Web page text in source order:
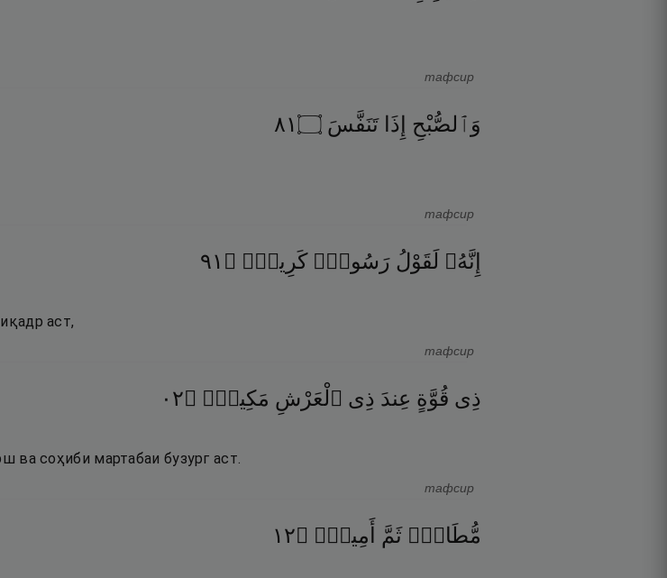
тафсир
وَٱلصُّبْحِ إِذَا تَنَفَّسَ ۝١٨
тафсир
إِنَّهُۥ لَقَوْلُ رَسُولٍۢ كَرِيمٍۢ ۝ ١٩
аст,
тафсир
ذِى قُوَّةٍ عِندَ ذِى ٱلْعَرْشِ مَكِينٍۢ ۝٢٠
ва соҳиби мартабаи бузург аст.
тафсир
مُّطَاعٍۢ ثَمَّ أَمِينٍۢ ۝٢١